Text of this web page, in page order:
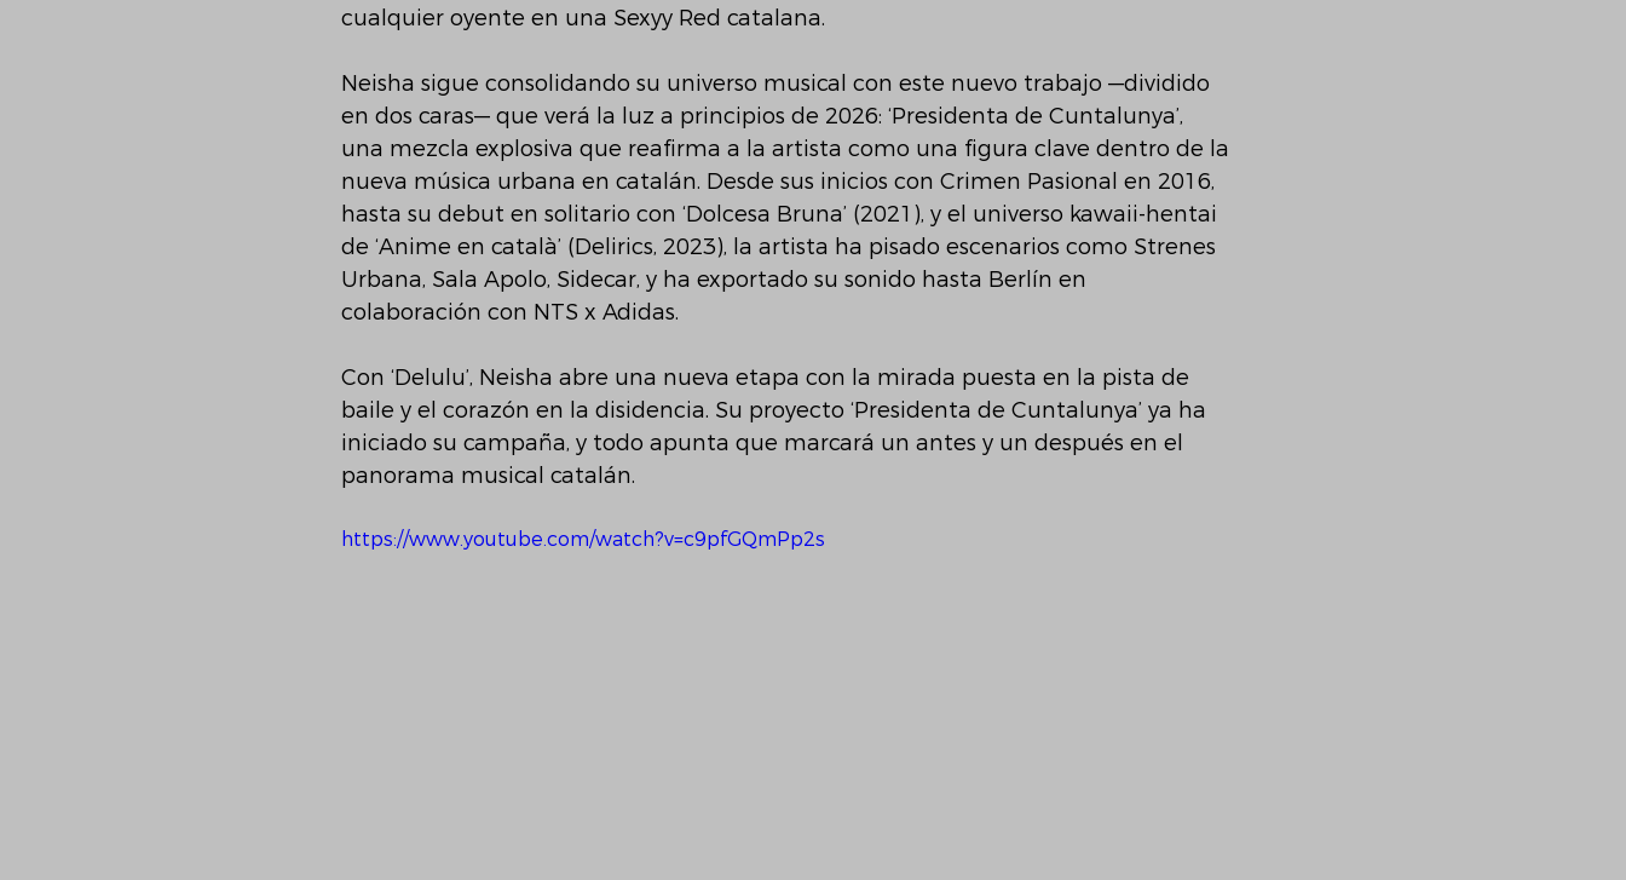
cualquier oyente en una Sexyy Red catalana.
Neisha sigue consolidando su universo musical con este nuevo trabajo —dividido
en dos caras— que verá la luz a principios de 2026: ‘Presidenta de Cuntalunya’,
una mezcla explosiva que reafirma a la artista como una figura clave dentro de la
nueva música urbana en catalán. Desde sus inicios con Crimen Pasional en 2016,
hasta su debut en solitario con ‘Dolcesa Bruna’ (2021), y el universo kawaii-hentai
de ‘Anime en català’ (Delirics, 2023), la artista ha pisado escenarios como Strenes
Urbana, Sala Apolo, Sidecar, y ha exportado su sonido hasta Berlín en
colaboración con NTS x Adidas.
Con ‘Delulu’, Neisha abre una nueva etapa con la mirada puesta en la pista de
baile y el corazón en la disidencia. Su proyecto ‘Presidenta de Cuntalunya’ ya ha
iniciado su campaña, y todo apunta que marcará un antes y un después en el
panorama musical catalán.
https://www.youtube.com/watch?v=c9pfGQmPp2s